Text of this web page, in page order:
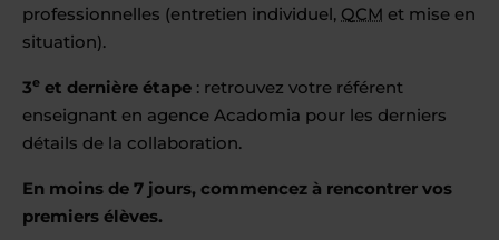
professionnelles (entretien individuel, QCM et mise en
situation).
3e et dernière étape : retrouvez votre référent
enseignant en agence Acadomia pour les derniers
détails de la collaboration.
En moins de 7 jours, commencez à rencontrer vos
premiers élèves.